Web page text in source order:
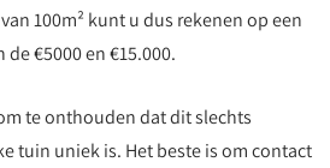
100m² kunt u dus rekenen op een
€5000 en €15.000.
te onthouden dat dit slechts
tuin uniek is. Het beste is om contact